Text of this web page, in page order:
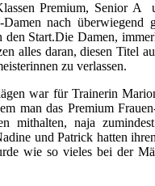
Premium, Senior A
nach
den Start.Die Damen,
alles daran, diesen Titel
zu verlassen.
war für Trainerin
man das Premium
mithalten, naja
und Patrick hatten
wie so vieles bei der